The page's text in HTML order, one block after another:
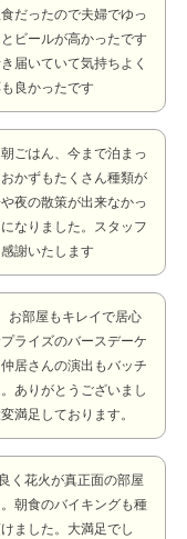
だったので夫婦でゆっ
ビールが高かったです
届いていて気持ちよく
良かったです
ごはん、今まで泊まっ
かずもたくさん種類が
夜の散策が出来なかっ
なりました。スタッフ
謝いたします
お部屋もキレイで居心
ライズのバースデーケ
居さんの演出もバッチ
ありがとうございまし
満足しております。
く花火が真正面の部屋
朝食のバイキングも種
ました。大満足でし